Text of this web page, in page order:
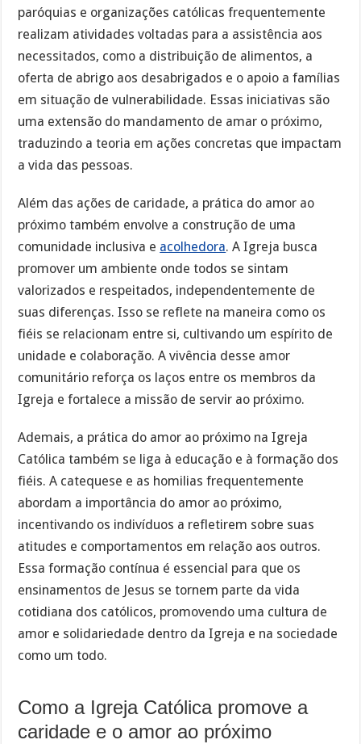
paróquias e organizações católicas frequentemente
realizam atividades voltadas para a assistência aos
necessitados, como a distribuição de alimentos, a
oferta de abrigo aos desabrigados e o apoio a famílias
em situação de vulnerabilidade. Essas iniciativas são
uma extensão do mandamento de amar o próximo,
traduzindo a teoria em ações concretas que impactam
a vida das pessoas.
Além das ações de caridade, a prática do amor ao
próximo também envolve a construção de uma
comunidade inclusiva e acolhedora. A Igreja busca
promover um ambiente onde todos se sintam
valorizados e respeitados, independentemente de
suas diferenças. Isso se reflete na maneira como os
fiéis se relacionam entre si, cultivando um espírito de
unidade e colaboração. A vivência desse amor
comunitário reforça os laços entre os membros da
Igreja e fortalece a missão de servir ao próximo.
Ademais, a prática do amor ao próximo na Igreja
Católica também se liga à educação e à formação dos
fiéis. A catequese e as homilias frequentemente
abordam a importância do amor ao próximo,
incentivando os indivíduos a refletirem sobre suas
atitudes e comportamentos em relação aos outros.
Essa formação contínua é essencial para que os
ensinamentos de Jesus se tornem parte da vida
cotidiana dos católicos, promovendo uma cultura de
amor e solidariedade dentro da Igreja e na sociedade
como um todo.
Como a Igreja Católica promove a
caridade e o amor ao próximo